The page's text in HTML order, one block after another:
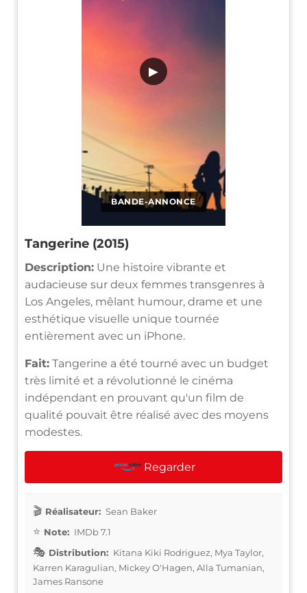
BANDE-ANNONCE
▶
Tangerine (2015)
Description: Une histoire vibrante et
audacieuse sur deux femmes transgenres à
Los Angeles, mêlant humour, drame et une
esthétique visuelle unique tournée
entièrement avec un iPhone.
Fait: Tangerine a été tourné avec un budget
très limité et a révolutionné le cinéma
indépendant en prouvant qu'un film de
qualité pouvait être réalisé avec des moyens
modestes.
Regarder
Réalisateur: Sean Baker
Note: IMDb 7.1
Distribution: Kitana Kiki Rodriguez, Mya Taylor,
Karren Karagulian, Mickey O'Hagen, Alla Tumanian,
James Ransone